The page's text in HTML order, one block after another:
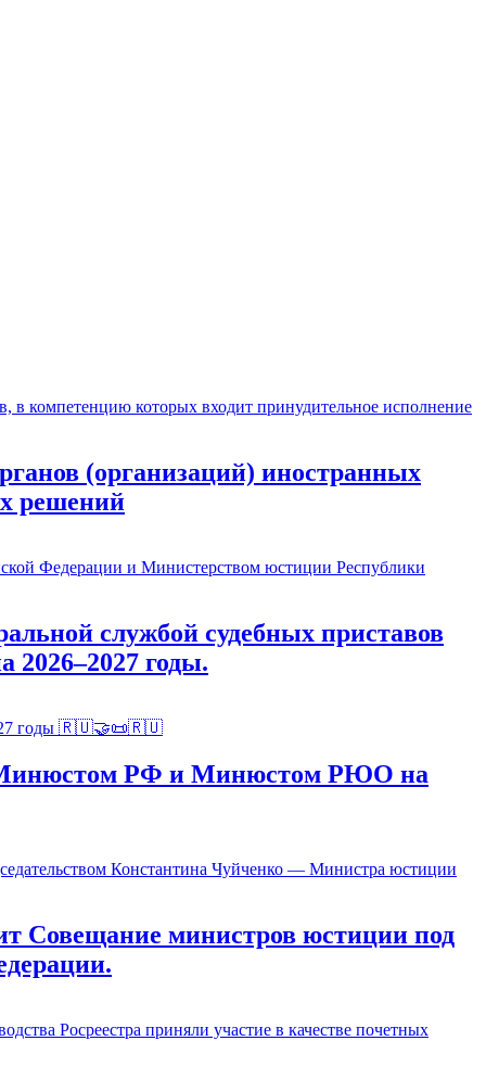
(организаций) иностранных
решений
службой судебных приставов
годы.
Минюстом РФ и Минюстом РЮО на
Совещание министров юстиции под